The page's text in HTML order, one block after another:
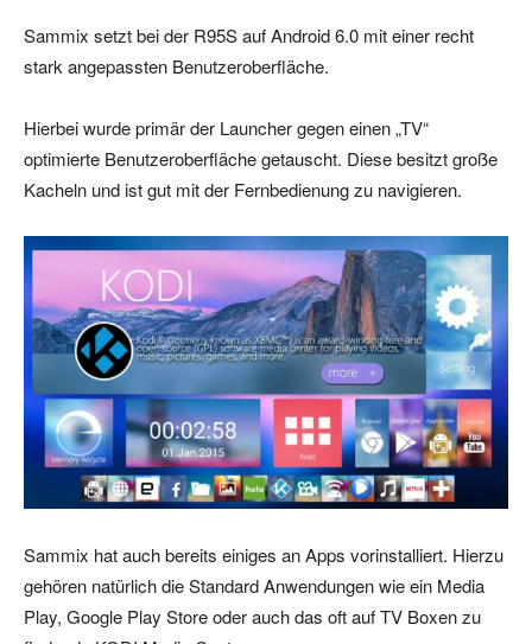
Sammix setzt bei der R95S auf Android 6.0 mit einer recht
stark angepassten Benutzeroberfläche.
Hierbei wurde primär der Launcher gegen einen „TV“
optimierte Benutzeroberfläche getauscht. Diese besitzt große
Kacheln und ist gut mit der Fernbedienung zu navigieren.
Sammix hat auch bereits einiges an Apps vorinstalliert. Hierzu
gehören natürlich die Standard Anwendungen wie ein Media
Play, Google Play Store oder auch das oft auf TV Boxen zu